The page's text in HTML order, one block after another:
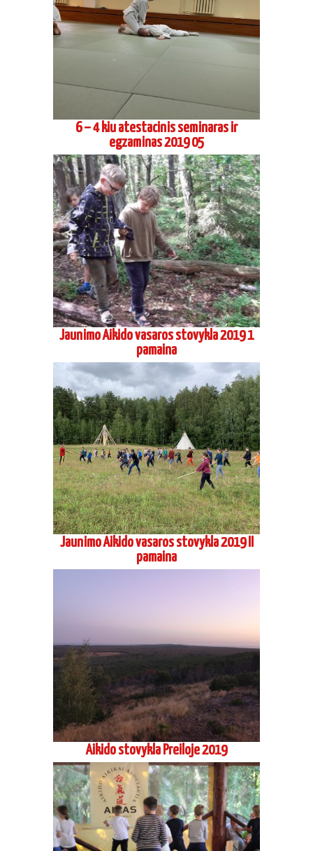
6 – 4 kiu atestacinis seminaras ir
egzaminas 2019 05
Jaunimo Aikido vasaros stovykla 2019 1
pamaina
Jaunimo Aikido vasaros stovykla 2019 II
pamaina
Aikido stovykla Preiloje 2019